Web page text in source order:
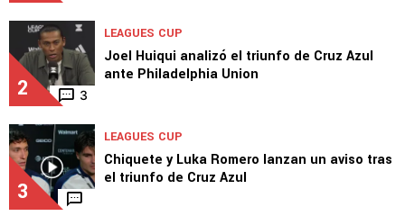
2 3
LEAGUES CUP
Joel Huiqui analizó el triunfo de Cruz Azul
ante Philadelphia Union
3
LEAGUES CUP
Chiquete y Luka Romero lanzan un aviso tras
el triunfo de Cruz Azul